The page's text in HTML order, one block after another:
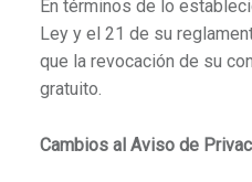
En términos de lo
Ley y el 21 de su
que la revocación de su
gratuito.
Cambios al Aviso de